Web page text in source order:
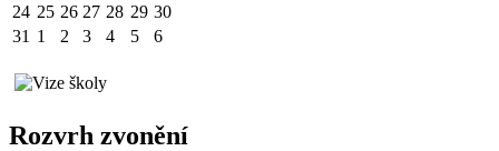
24 25 26 27 28 29 30
31 1 2 3 4 5 6
Rozvrh zvonění